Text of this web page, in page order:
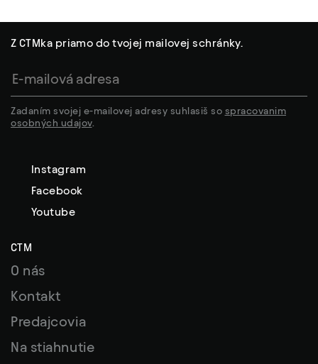
Z CTMka priamo do tvojej mailovej schránky.
Zadaním svojej e-mailovej adresy suhlasiš so spracovanim
osobných udajov.
Instagram
Facebook
Youtube
CTM
O nás
Kontakt
Predajcovia
Na stiahnutie